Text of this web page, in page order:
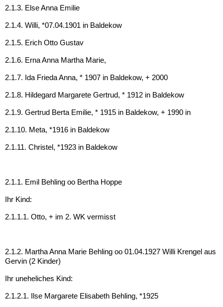
2.1.3. Else Anna Emilie
2.1.4. Willi, *07.04.1901 in Baldekow
2.1.5. Erich Otto Gustav
2.1.6. Erna Anna Martha Marie,
2.1.7. Ida Frieda Anna, * 1907 in Baldekow, + 2000
2.1.8. Hildegard Margarete Gertrud, * 1912 in Baldekow
2.1.9. Gertrud Berta Emilie, * 1915 in Baldekow, + 1990 in
2.1.10. Meta, *1916 in Baldekow
2.1.11. Christel, *1923 in Baldekow
2.1.1. Emil Behling oo Bertha Hoppe
Ihr Kind:
2.1.1.1. Otto, + im 2. WK vermisst
2.1.2. Martha Anna Marie Behling oo 01.04.1927 Willi Krengel aus
Gervin (2 Kinder)
Ihr uneheliches Kind:
2.1.2.1. Ilse Margarete Elisabeth Behling, *1925